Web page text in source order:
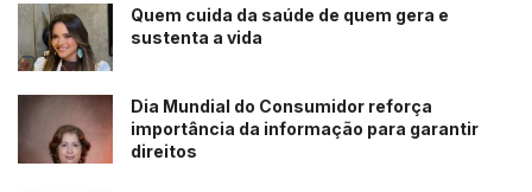
Quem cuida da saúde de quem gera e
sustenta a vida
Dia Mundial do Consumidor reforça
importância da informação para garantir
direitos